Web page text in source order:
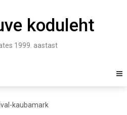
koduleht
1999. aastast
kaubamark